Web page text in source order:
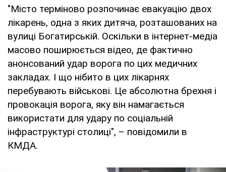
"Місто терміново розпочинає евакуацію двох
лікарень, одна з яких дитяча, розташованих на
вулиці Богатирській. Оскільки в інтернет-медіа
масово поширюється відео, де фактично
анонсований удар ворога по цих медичних
закладах. І що нібито в цих лікарнях
перебувають військові. Це абсолютна брехня і
провокація ворога, яку він намагається
використати для удару по соціальній
інфраструктурі столиці", – повідомили в
КМДА.